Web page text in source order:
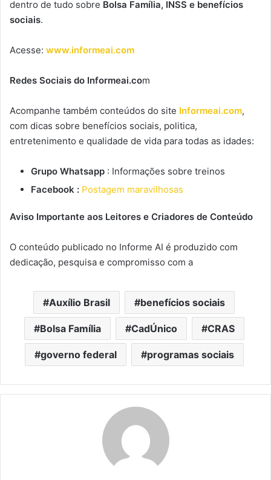
dentro de tudo sobre Bolsa Família, INSS e benefícios
sociais.
Acesse: www.informeai.com
Redes Sociais do Informeai.com
Acompanhe também conteúdos do site Informeai.com,
com dicas sobre benefícios sociais, politica,
entretenimento e qualidade de vida para todas as idades:
Grupo Whatsapp : Informações sobre treinos
Facebook : Postagem maravilhosas
Aviso Importante aos Leitores e Criadores de Conteúdo
O conteúdo publicado no Informe AI é produzido com
dedicação, pesquisa e compromisso com a
Auxílio Brasil benefícios sociais
Bolsa Família CadÚnico CRAS
governo federal programas sociais